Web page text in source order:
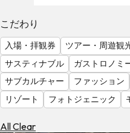
調
べ
る
天
気
を
見
る
こだわり
入場・拝観券 ツアー・周遊観
サスティナブル
ガストロノミ
サブカルチャー
ファッション
リゾート
フォトジェニック
All Clear